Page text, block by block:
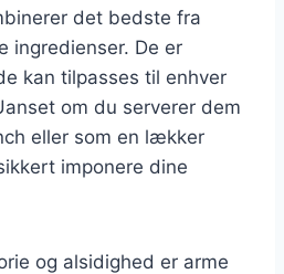
det bedste fra
ingredienser. De er
kan tilpasses til enhver
om du serverer dem
eller som en lækker
imponere dine
og alsidighed er arme